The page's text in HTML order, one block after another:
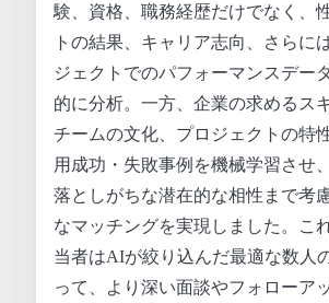
験、資格、職務経歴だけでなく、
トの結果、キャリア志向、さらに
ジェクトでのパフォーマンスデー
的に分析。一方、企業の求めるス
チームの文化、プロジェクトの特
用成功・失敗事例を機械学習させ
落としがちな潜在的な相性まで考
なマッチングを実現しました。こ
当者はAIが絞り込んだ最適な数人
って、より深い面談やフォローア